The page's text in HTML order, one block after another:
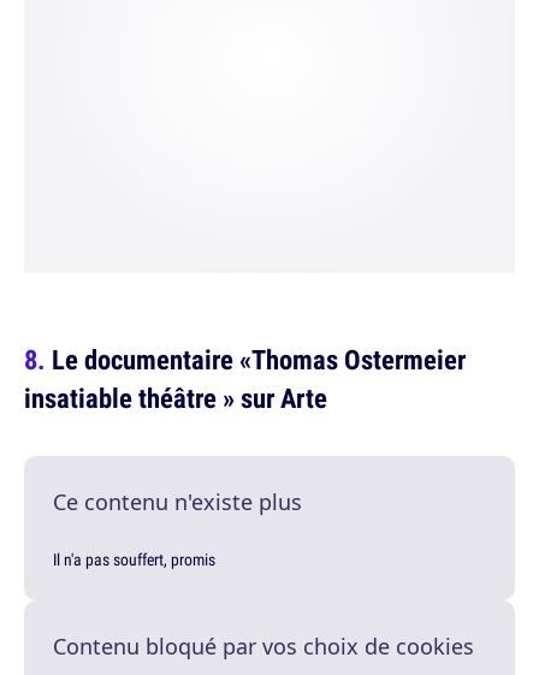
Le documentaire «Thomas Ostermeier
insatiable théâtre » sur Arte
Ce contenu n'existe plus
Il n'a pas souffert, promis
Contenu bloqué par vos choix de cookies